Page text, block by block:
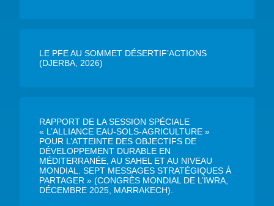
LE PFE AU SOMMET DÉSERTIF’ACTIONS
(DJERBA, 2026)
RAPPORT DE LA SESSION SPÉCIALE
« L’ALLIANCE EAU-SOLS-AGRICULTURE »
POUR L’ATTEINTE DES OBJECTIFS DE
DÉVELOPPEMENT DURABLE EN
MÉDITERRANÉE, AU SAHEL ET AU NIVEAU
MONDIAL. SEPT MESSAGES STRATÉGIQUES À
PARTAGER » (CONGRÈS MONDIAL DE L’IWRA,
DÉCEMBRE 2025, MARRAKECH).